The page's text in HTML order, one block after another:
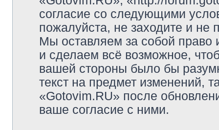
согласие со следующими
пожалуйста, не заходите и
Мы оставляем за собой право
и сделаем всё возможное,
вашей стороны было бы
текст на предмет изменений,
«Gotovim.RU» после
ваше согласие с ними.